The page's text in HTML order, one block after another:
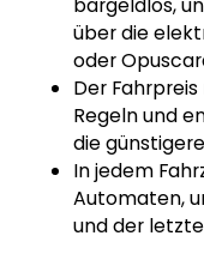
über die
oder
Der
Regeln und
die
In jedem
Automaten,
und der